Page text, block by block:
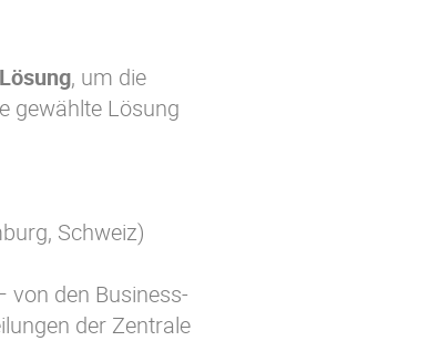
, um die
gewählte Lösung
Schweiz)
von den Business-
der Zentrale